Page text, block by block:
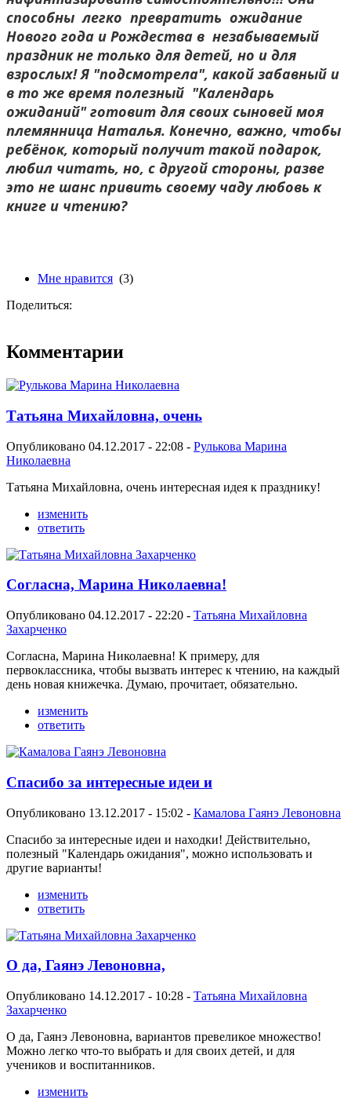
способны легко превратить ожидание
Нового года и Рождества в незабываемый
праздник не только для детей, но и для
взрослых! Я "подсмотрела", какой забавный и
в то же время полезный "Календарь
ожиданий" готовит для своих сыновей моя
племянница Наталья. Конечно, важно, чтобы
ребёнок, который получит такой подарок,
любил читать, но, с другой стороны, разве
это не шанс привить своему чаду любовь к
книге и чтению?
Мне нравится (3)
Поделиться:
Комментарии
Татьяна Михайловна, очень
Опубликовано 04.12.2017 - 22:08 - Рулькова Марина
Николаевна
Татьяна Михайловна, очень интересная идея к празднику!
изменить
ответить
Согласна, Марина Николаевна!
Опубликовано 04.12.2017 - 22:20 - Татьяна Михайловна
Захарченко
Согласна, Марина Николаевна! К примеру, для
первоклассника, чтобы вызвать интерес к чтению, на каждый
день новая книжечка. Думаю, прочитает, обязательно.
изменить
ответить
Спасибо за интересные идеи и
Опубликовано 13.12.2017 - 15:02 - Камалова Гаянэ Левоновна
Спасибо за интересные идеи и находки! Действительно,
полезный "Календарь ожидания", можно использовать и
другие варианты!
изменить
ответить
О да, Гаянэ Левоновна,
Опубликовано 14.12.2017 - 10:28 - Татьяна Михайловна
Захарченко
О да, Гаянэ Левоновна, вариантов превеликое множество!
Можно легко что-то выбрать и для своих детей, и для
учеников и воспитанников.
изменить